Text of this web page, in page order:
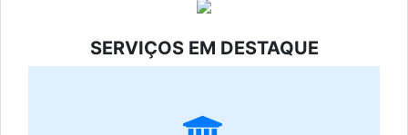
SERVIÇOS EM DESTAQUE